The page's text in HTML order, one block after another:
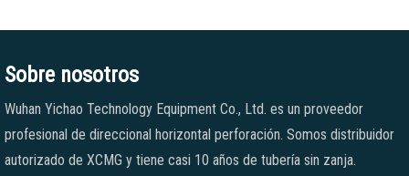
Sobre nosotros
Wuhan Yichao Technology Equipment Co., Ltd. es un proveedor
profesional de direccional horizontal perforación. Somos distribuidor
autorizado de XCMG y tiene casi 10 años de tubería sin zanja.